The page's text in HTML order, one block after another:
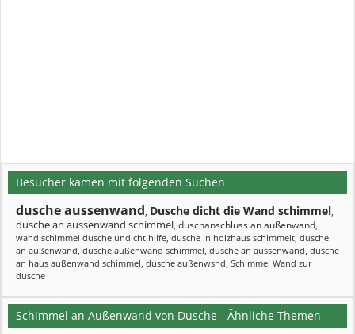
Besucher kamen mit folgenden Suchen
dusche aussenwand, Dusche dicht die Wand schimmel,
dusche an aussenwand schimmel, duschanschluss an außenwand,
wand schimmel dusche undicht hilfe, dusche in holzhaus schimmelt, dusche
an außenwand, dusche außenwand schimmel, dusche an aussenwand, dusche
an haus außenwand schimmel, dusche außenwsnd, Schimmel Wand zur
dusche
Schimmel an Außenwand von Dusche - Ähnliche Themen